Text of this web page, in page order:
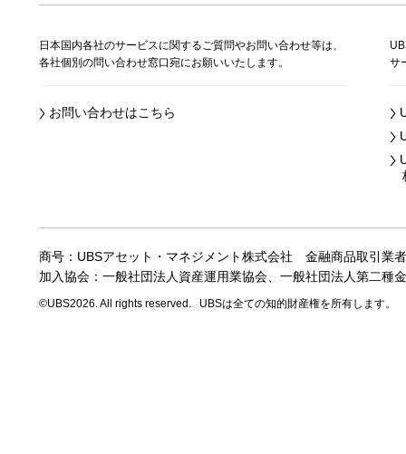
日本国内各社のサービスに関するご質問やお問い合わせ等は、
各社個別の問い合わせ窓口宛にお願いいたします。
お問い合わせはこちら
サ
商号：UBSアセット・マネジメント株式会社 金融商品取引
加入協会：一般社団法人資産運用業協会、 一般社団法人第二種
©UBS2026. All rights reserved. UBSは全ての知的財産権を所有します。